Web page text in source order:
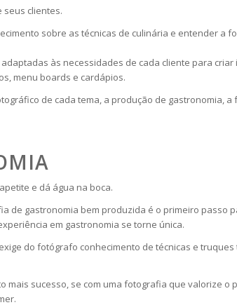
clientes.
sobre as técnicas de culinária e entender a
às necessidades de cada cliente para
menu boards e cardápios.
de cada tema, a produção de gastronomia,
e dá água na boca.
de gastronomia bem produzida é o primeiro
em gastronomia se torne única.
do fotógrafo conhecimento de técnicas e
sucesso, se com uma fotografia que valorize